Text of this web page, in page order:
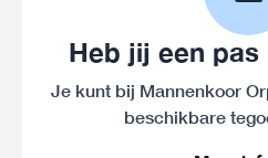
Heb jij een
Je kunt bij Mannenkoor
beschikbare